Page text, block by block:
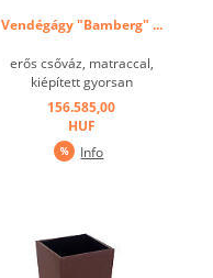
Vendégágy "Bamberg" ...
erős csőváz, matraccal,
kiépített gyorsan
összecsukható
mechanizmus, egyszerű
szállítása a kerekeken, kis
helyigény függőleges
156.585,00
HUF
Info